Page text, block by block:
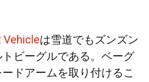
Vehicleは雪道でもズンズン
ビーグルである。ベーグ
ドアームを取り付けるこ